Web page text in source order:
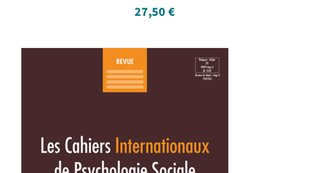
27,50 €